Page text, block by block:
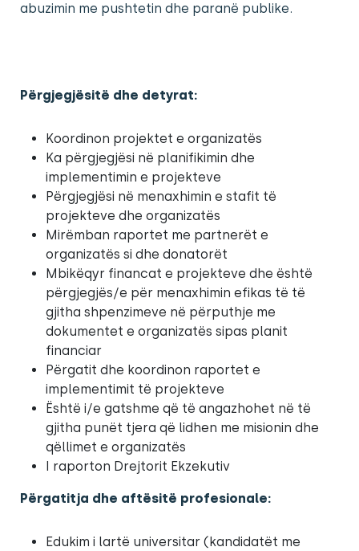
abuzimin me pushtetin dhe paranë publike.
Përgjegjësitë dhe detyrat:
Koordinon projektet e organizatës
Ka përgjegjësi në planifikimin dhe
implementimin e projekteve
Përgjegjësi në menaxhimin e stafit të
projekteve dhe organizatës
Mirëmban raportet me partnerët e
organizatës si dhe donatorët
Mbikëqyr financat e projekteve dhe është
përgjegjës/e për menaxhimin efikas të të
gjitha shpenzimeve në përputhje me
dokumentet e organizatës sipas planit
financiar
Përgatit dhe koordinon raportet e
implementimit të projekteve
Është i/e gatshme që të angazhohet në të
gjitha punët tjera që lidhen me misionin dhe
qëllimet e organizatës
I raporton Drejtorit Ekzekutiv
Përgatitja dhe aftësitë profesionale:
Edukim i lartë universitar (kandidatët me